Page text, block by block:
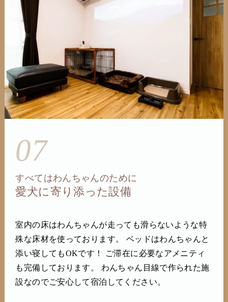
07
すべてはわんちゃんのために
愛犬に寄り添った設備
室内の床はわんちゃんが走っても滑らないような特
殊な床材を使っております。 ベッドはわんちゃんと
添い寝してもOKです！ ご滞在に必要なアメニティ
も完備しております。 わんちゃん目線で作られた施
設なのでご安心して宿泊してください。